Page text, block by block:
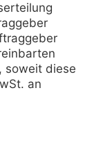
soweit diese
an